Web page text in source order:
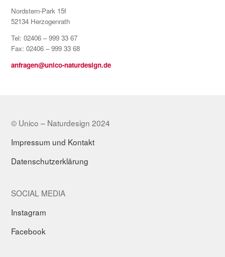
Nordstern-Park 15f
52134 Herzogenrath
Tel: 02406 – 999 33 67
Fax: 02406 – 999 33 68
anfragen@unico-naturdesign.de
© Unico – Naturdesign 2024
Impressum und Kontakt
Datenschutzerklärung
SOCIAL MEDIA
Instagram
Facebook